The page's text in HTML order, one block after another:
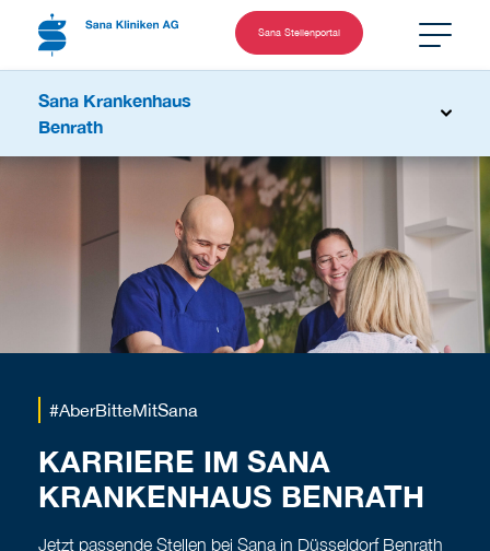
Sana Stellenportal
Sana Krankenhaus
Benrath
#AberBitteMitSana
KARRIERE IM SANA
KRANKENHAUS BENRATH
Jetzt passende Stellen bei Sana in Düsseldorf Benrath